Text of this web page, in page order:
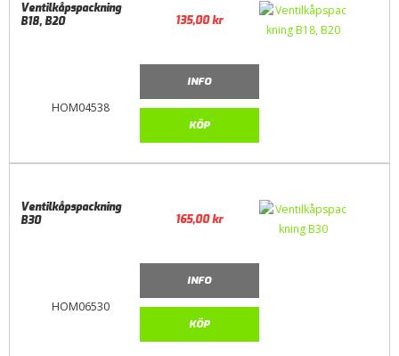
HOM04538
Ventilkåpspackning
B18, B20
135,00kr
INFO
KÖP
HOM06530
Ventilkåpspackning
B30
165,00kr
INFO
KÖP